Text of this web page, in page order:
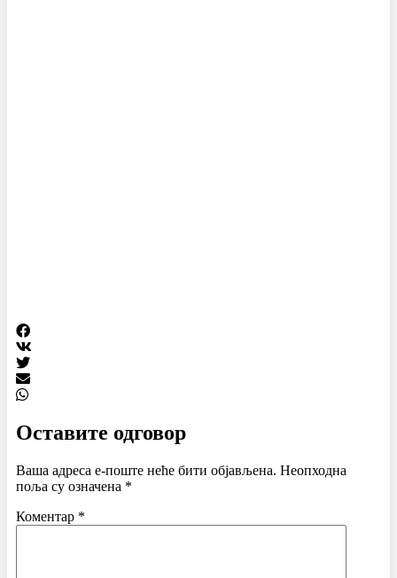
Оставите одговор
Ваша адреса е-поште неће бити објављена. Неопходна
поља су означена *
Коментар *